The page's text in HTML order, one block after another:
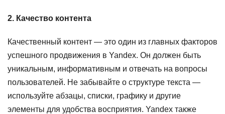
2. Качество контента
Качественный контент — это один из главных факторов
успешного продвижения в Yandex. Он должен быть
уникальным, информативным и отвечать на вопросы
пользователей. Не забывайте о структуре текста —
используйте абзацы, списки, графику и другие
элементы для удобства восприятия. Yandex также